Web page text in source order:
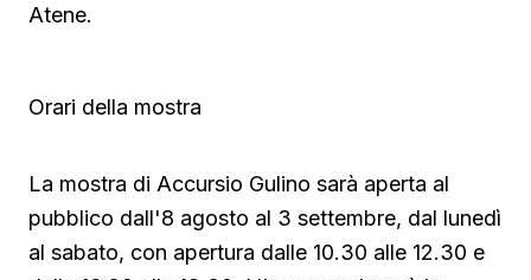
Atene.
Orari della mostra
La mostra di Accursio Gulino sarà aperta al
pubblico dall'8 agosto al 3 settembre, dal lunedì
al sabato, con apertura dalle 10.30 alle 12.30 e